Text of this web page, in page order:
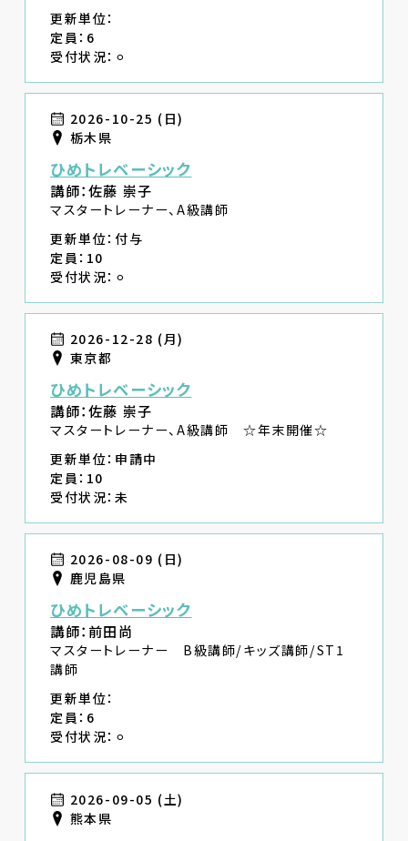
更新単位：
定員：6
受付状況：⚪︎
2026-10-25 (日)
栃木県
ひめトレベーシック
講師：佐藤 崇子
マスタートレーナー、A級講師
更新単位：付与
定員：10
受付状況：⚪︎
2026-12-28 (月)
東京都
ひめトレベーシック
講師：佐藤 崇子
マスタートレーナー、A級講師 ☆年末開催☆
更新単位：申請中
定員：10
受付状況：未
2026-08-09 (日)
鹿児島県
ひめトレベーシック
講師：前田尚
マスタートレーナー B級講師/キッズ講師/ST1
講師
更新単位：
定員：6
受付状況：⚪︎
2026-09-05 (土)
熊本県